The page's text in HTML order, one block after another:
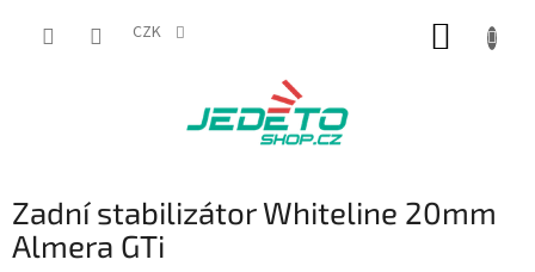
CZK
Zadní stabilizátor Whiteline 20mm
Almera GTi